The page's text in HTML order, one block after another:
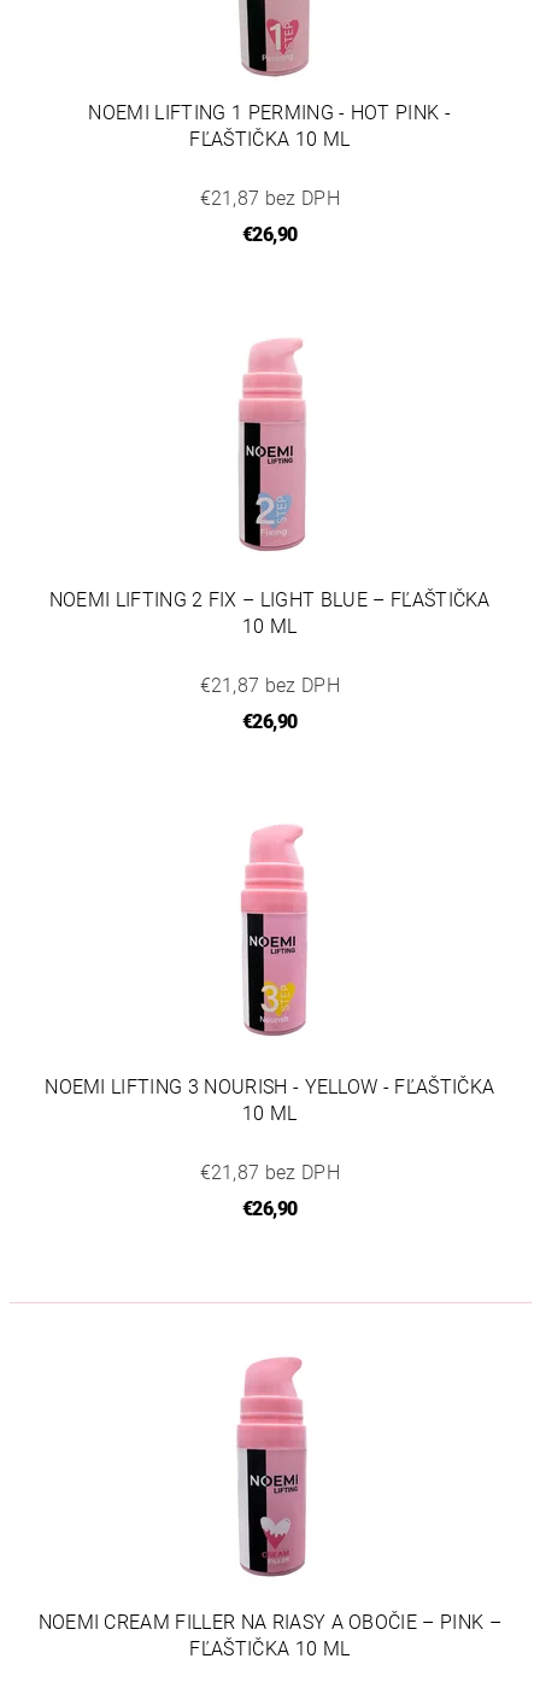
NOEMI LIFTING 1 PERMING - HOT PINK -
FĽAŠTIČKA 10 ML
€21,87 bez DPH
€26,90
NOEMI LIFTING 2 FIX – LIGHT BLUE – FĽAŠTIČKA
10 ML
€21,87 bez DPH
€26,90
NOEMI LIFTING 3 NOURISH - YELLOW - FĽAŠTIČKA
10 ML
€21,87 bez DPH
€26,90
NOEMI CREAM FILLER NA RIASY A OBOČIE – PINK –
FĽAŠTIČKA 10 ML